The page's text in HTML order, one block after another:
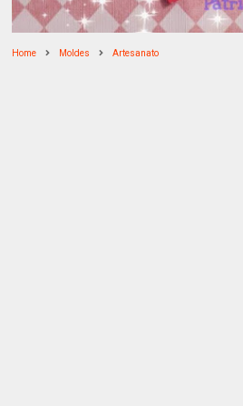
Home Moldes Artesanato